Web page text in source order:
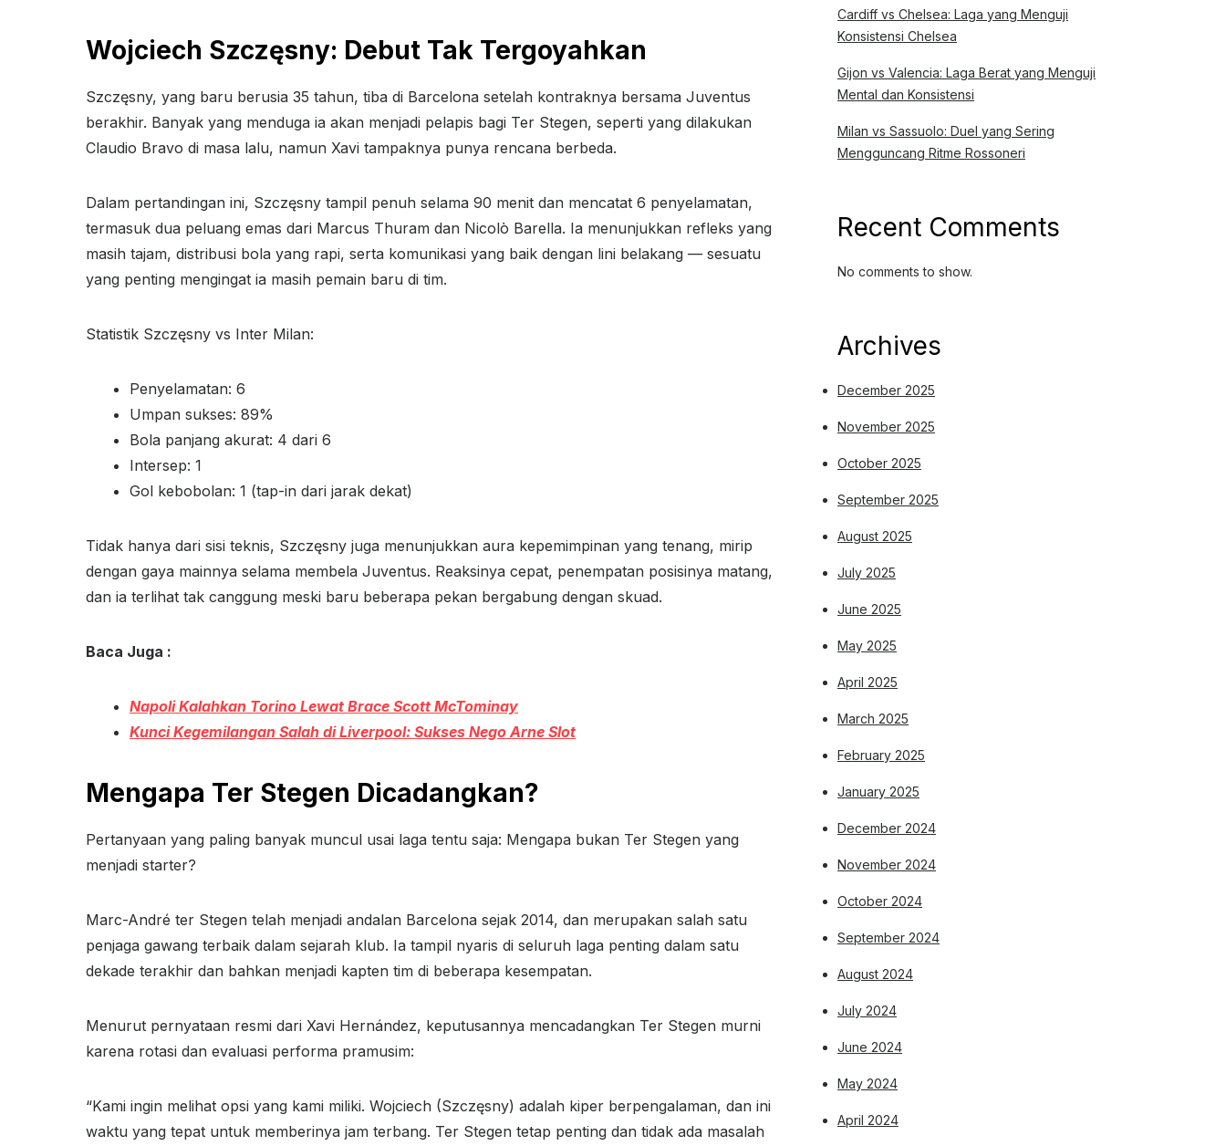
Wojciech Szczęsny: Debut Tak Tergoyahkan
Szczęsny, yang baru berusia 35 tahun, tiba di Barcelona setelah kontraknya bersama Juventus
berakhir. Banyak yang menduga ia akan menjadi pelapis bagi Ter Stegen, seperti yang dilakukan
Claudio Bravo di masa lalu, namun Xavi tampaknya punya rencana berbeda.
Dalam pertandingan ini, Szczęsny tampil penuh selama 90 menit dan mencatat 6 penyelamatan,
termasuk dua peluang emas dari Marcus Thuram dan Nicolò Barella. Ia menunjukkan refleks yang
masih tajam, distribusi bola yang rapi, serta komunikasi yang baik dengan lini belakang — sesuatu
yang penting mengingat ia masih pemain baru di tim.
Statistik Szczęsny vs Inter Milan:
Penyelamatan: 6
Umpan sukses: 89%
Bola panjang akurat: 4 dari 6
Intersep: 1
Gol kebobolan: 1 (tap-in dari jarak dekat)
Tidak hanya dari sisi teknis, Szczęsny juga menunjukkan aura kepemimpinan yang tenang, mirip
dengan gaya mainnya selama membela Juventus. Reaksinya cepat, penempatan posisinya matang,
dan ia terlihat tak canggung meski baru beberapa pekan bergabung dengan skuad.
Baca Juga :
Napoli Kalahkan Torino Lewat Brace Scott McTominay
Kunci Kegemilangan Salah di Liverpool: Sukses Nego Arne Slot
Mengapa Ter Stegen Dicadangkan?
Pertanyaan yang paling banyak muncul usai laga tentu saja: Mengapa bukan Ter Stegen yang
menjadi starter?
Marc-André ter Stegen telah menjadi andalan Barcelona sejak 2014, dan merupakan salah satu
penjaga gawang terbaik dalam sejarah klub. Ia tampil nyaris di seluruh laga penting dalam satu
dekade terakhir dan bahkan menjadi kapten tim di beberapa kesempatan.
Menurut pernyataan resmi dari Xavi Hernández, keputusannya mencadangkan Ter Stegen murni
karena rotasi dan evaluasi performa pramusim:
“Kami ingin melihat opsi yang kami miliki. Wojciech (Szczęsny) adalah kiper berpengalaman, dan ini
waktu yang tepat untuk memberinya jam terbang. Ter Stegen tetap penting dan tidak ada masalah
Cardiff vs Chelsea: Laga yang Menguji
Konsistensi Chelsea
Gijon vs Valencia: Laga Berat yang Menguji
Mental dan Konsistensi
Milan vs Sassuolo: Duel yang Sering
Mengguncang Ritme Rossoneri
Recent Comments
No comments to show.
Archives
December 2025
November 2025
October 2025
September 2025
August 2025
July 2025
June 2025
May 2025
April 2025
March 2025
February 2025
January 2025
December 2024
November 2024
October 2024
September 2024
August 2024
July 2024
June 2024
May 2024
April 2024